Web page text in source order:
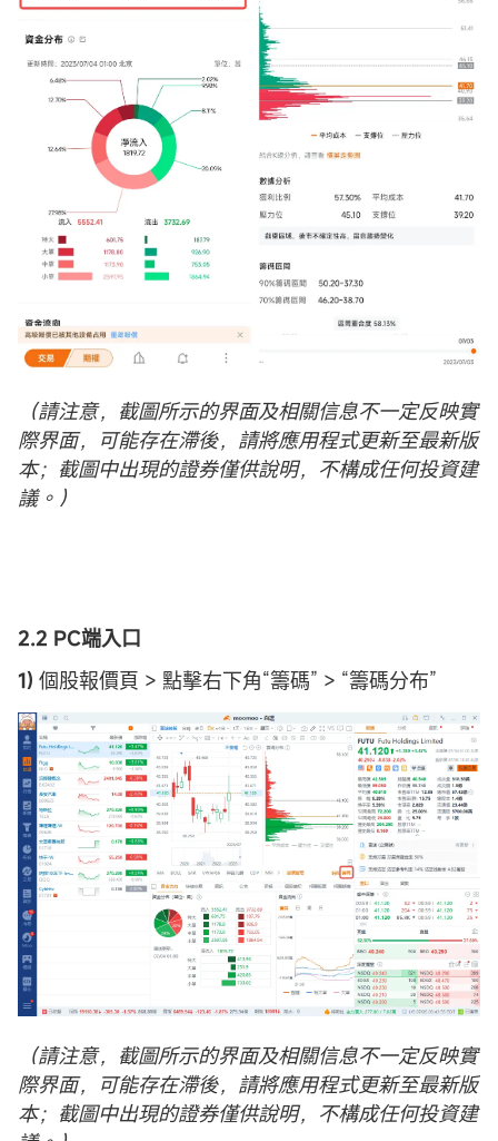
（請注意，截圖所示的界面及相關信息不一定反映實
際界面，可能存在滯後，請將應用程式更新至最新版
本；截圖中出現的證券僅供說明，不構成任何投資建
議。）
2.2 PC端入口
1) 個股報價頁 > 點擊右下角“籌碼” > “籌碼分布”
（請注意，截圖所示的界面及相關信息不一定反映實
際界面，可能存在滯後，請將應用程式更新至最新版
本；截圖中出現的證券僅供說明，不構成任何投資建